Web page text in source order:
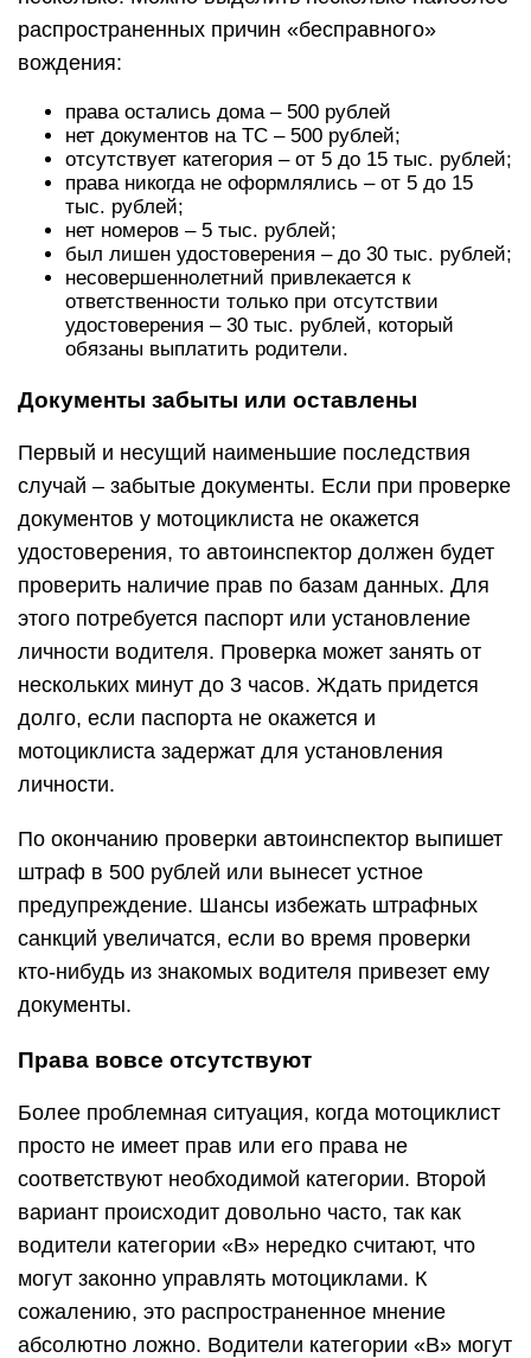
распространенных причин «бесправного»
вождения:
права остались дома – 500 рублей
нет документов на ТС – 500 рублей;
отсутствует категория – от 5 до 15 тыс. рублей;
права никогда не оформлялись – от 5 до 15
тыс. рублей;
нет номеров – 5 тыс. рублей;
был лишен удостоверения – до 30 тыс. рублей;
несовершеннолетний привлекается к
ответственности только при отсутствии
удостоверения – 30 тыс. рублей, который
обязаны выплатить родители.
Документы забыты или оставлены
Первый и несущий наименьшие последствия
случай – забытые документы. Если при проверке
документов у мотоциклиста не окажется
удостоверения, то автоинспектор должен будет
проверить наличие прав по базам данных. Для
этого потребуется паспорт или установление
личности водителя. Проверка может занять от
нескольких минут до 3 часов. Ждать придется
долго, если паспорта не окажется и
мотоциклиста задержат для установления
личности.
По окончанию проверки автоинспектор выпишет
штраф в 500 рублей или вынесет устное
предупреждение. Шансы избежать штрафных
санкций увеличатся, если во время проверки
кто-нибудь из знакомых водителя привезет ему
документы.
Права вовсе отсутствуют
Более проблемная ситуация, когда мотоциклист
просто не имеет прав или его права не
соответствуют необходимой категории. Второй
вариант происходит довольно часто, так как
водители категории «B» нередко считают, что
могут законно управлять мотоциклами. К
сожалению, это распространенное мнение
абсолютно ложно. Водители категории «B» могут